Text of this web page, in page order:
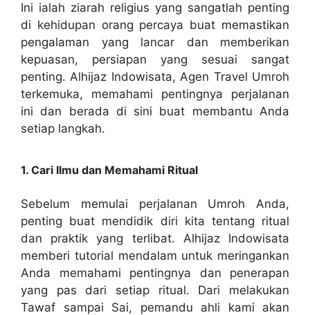
Ini ialah ziarah religius yang sangatlah penting
di kehidupan orang percaya buat memastikan
pengalaman yang lancar dan memberikan
kepuasan, persiapan yang sesuai sangat
penting. Alhijaz Indowisata, Agen Travel Umroh
terkemuka, memahami pentingnya perjalanan
ini dan berada di sini buat membantu Anda
setiap langkah.
1. Cari Ilmu dan Memahami Ritual
Sebelum memulai perjalanan Umroh Anda,
penting buat mendidik diri kita tentang ritual
dan praktik yang terlibat. Alhijaz Indowisata
memberi tutorial mendalam untuk meringankan
Anda memahami pentingnya dan penerapan
yang pas dari setiap ritual. Dari melakukan
Tawaf sampai Sai, pemandu ahli kami akan